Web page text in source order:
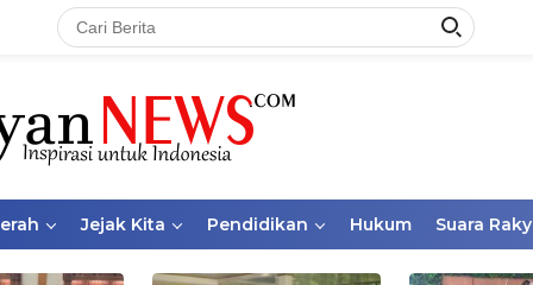
Jejak Kita Pendidikan Hukum Suara